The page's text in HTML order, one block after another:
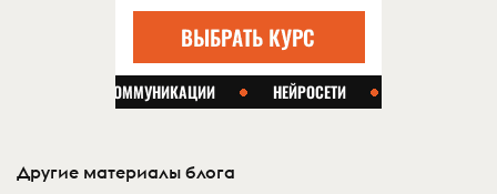
Другие материалы блога